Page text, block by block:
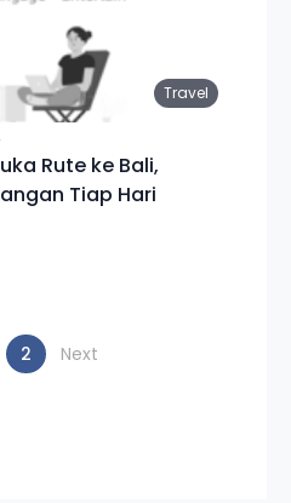
Travel
Rute ke Bali,
Tiap Hari
2 (current)
Next